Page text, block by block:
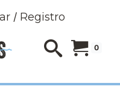
/ Registro
0